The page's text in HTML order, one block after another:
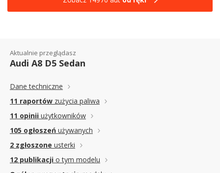
Aktualnie przeglądasz
Audi A8 D5 Sedan
Dane techniczne
11 raportów zużycia paliwa
11 opinii użytkowników
105 ogłoszeń używanych
2 zgłoszone usterki
12 publikacji o tym modelu